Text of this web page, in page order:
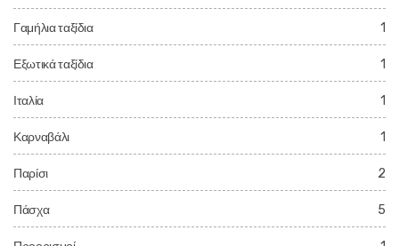
Γαμήλια ταξίδια 1
Εξωτικά ταξίδια 1
Ιταλία 1
Καρναβάλι 1
Παρίσι 2
Πάσχα 5